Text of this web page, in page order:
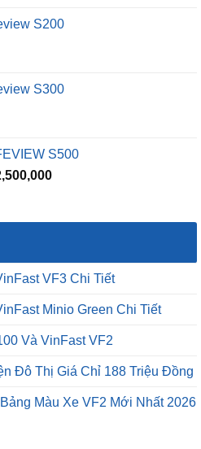
là:
S200
S300
S500
Giá
là:
VF3 Chi Tiết
Minio Green Chi Tiết
Và VinFast VF2
Đô Thị Giá Chỉ 188 Triệu Đồng
Màu Xe VF2 Mới Nhất 2026